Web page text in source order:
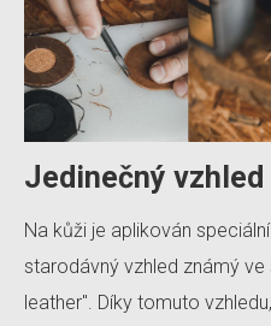
Jedinečný vzhled
Na kůži je aplikován
starodávný vzhled známý
leather". Díky tomuto